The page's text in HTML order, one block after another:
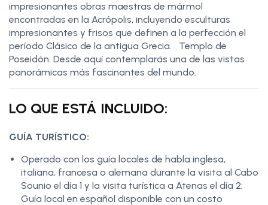
impresionantes obras maestras de mármol
encontradas en la Acrópolis, incluyendo esculturas
impresionantes y frisos que definen a la perfección el
período Clásico de la antigua Grecia. Templo de
Poseidón: Desde aquí contemplarás una de las vistas
panorámicas más fascinantes del mundo.
LO QUE ESTÁ INCLUIDO:
GUÍA TURÍSTICO:
Operado con los guía locales de habla inglesa,
italiana, francesa o alemana durante la visita al Cabo
Sounio el día 1 y la visita turística a Atenas el día 2;
Guía local en español disponible con un costo